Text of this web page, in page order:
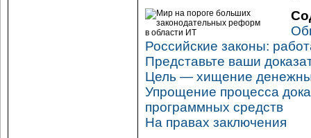
Российские законы:
Представьте ваши
Цель — хищение
Упрощение процесса
программных средств
На правах заключения